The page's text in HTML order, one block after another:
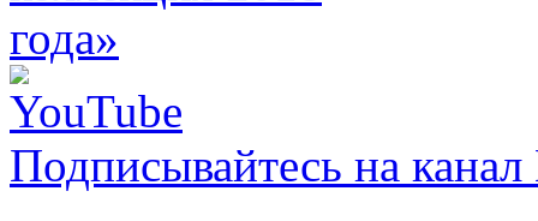
Подписывайтесь на